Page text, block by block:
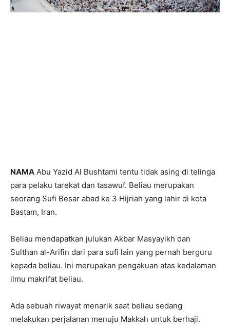
NAMA Abu Yazid Al Bushtami tentu tidak asing di telinga
para pelaku tarekat dan tasawuf. Beliau merupakan
seorang Sufi Besar abad ke 3 Hijriah yang lahir di kota
Bastam, Iran.
Beliau mendapatkan julukan Akbar Masyayikh dan
Sulthan al-Arifin dari para sufi lain yang pernah berguru
kepada beliau. Ini merupakan pengakuan atas kedalaman
ilmu makrifat beliau.
Ada sebuah riwayat menarik saat beliau sedang
melakukan perjalanan menuju Makkah untuk berhaji.